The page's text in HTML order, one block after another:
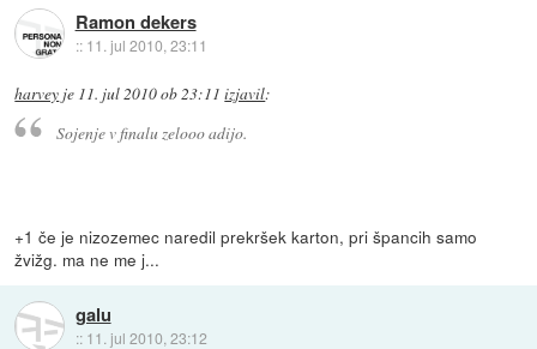
Ramon dekers
:: 11. jul 2010, 23:11
harvey je 11. jul 2010 ob 23:11 izjavil:
Sojenje v finalu zelooo adijo.
+1 če je nizozemec naredil prekršek karton, pri špancih samo
žvižg. ma ne me j...
galu
:: 11. jul 2010, 23:12